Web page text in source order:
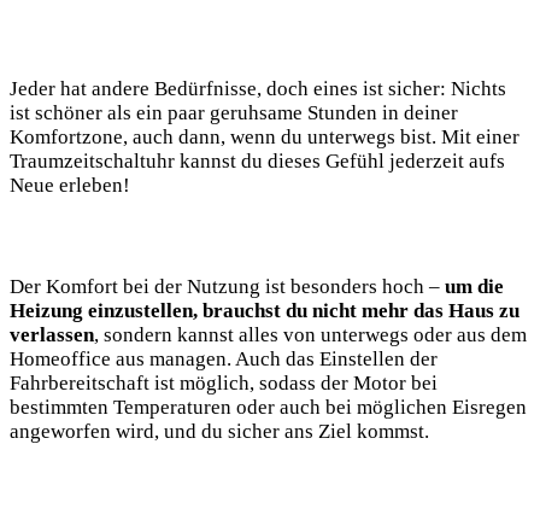
Jeder hat andere Bedürfnisse, doch eines ist sicher: Nichts
ist schöner als ein paar geruhsame Stunden in deiner
Komfortzone, auch dann, wenn du unterwegs bist. Mit einer
Traumzeitschaltuhr kannst du dieses Gefühl jederzeit aufs
Neue erleben!
Der Komfort bei der Nutzung ist besonders hoch – um die
Heizung einzustellen, brauchst du nicht mehr das Haus zu
verlassen, sondern kannst alles von unterwegs oder aus dem
Homeoffice aus managen. Auch das Einstellen der
Fahrbereitschaft ist möglich, sodass der Motor bei
bestimmten Temperaturen oder auch bei möglichen Eisregen
angeworfen wird, und du sicher ans Ziel kommst.